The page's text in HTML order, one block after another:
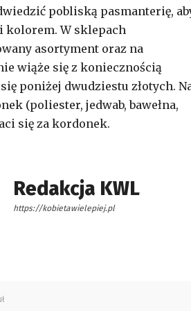
pobliską pasmanterię,
kolorem. W sklepach
asortyment oraz na
wiąże się z koniecznością
poniżej dwudziestu złotych.
(poliester, jedwab, bawełna,
się za kordonek.
Redakcja KWL
https://kobietawielepiej.pl